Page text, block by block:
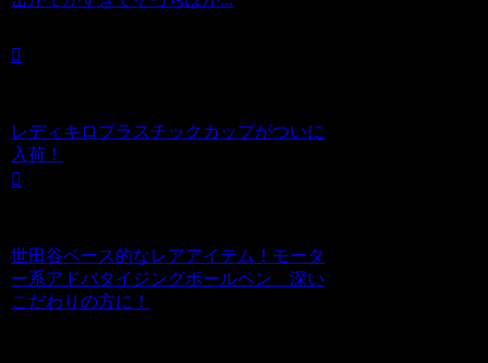
レディキロプラスチックカップがついに
入荷！
世田谷ベース的なレアアイテム！モータ
ー系アドバタイジングボールペン 深い
こだわりの方に！